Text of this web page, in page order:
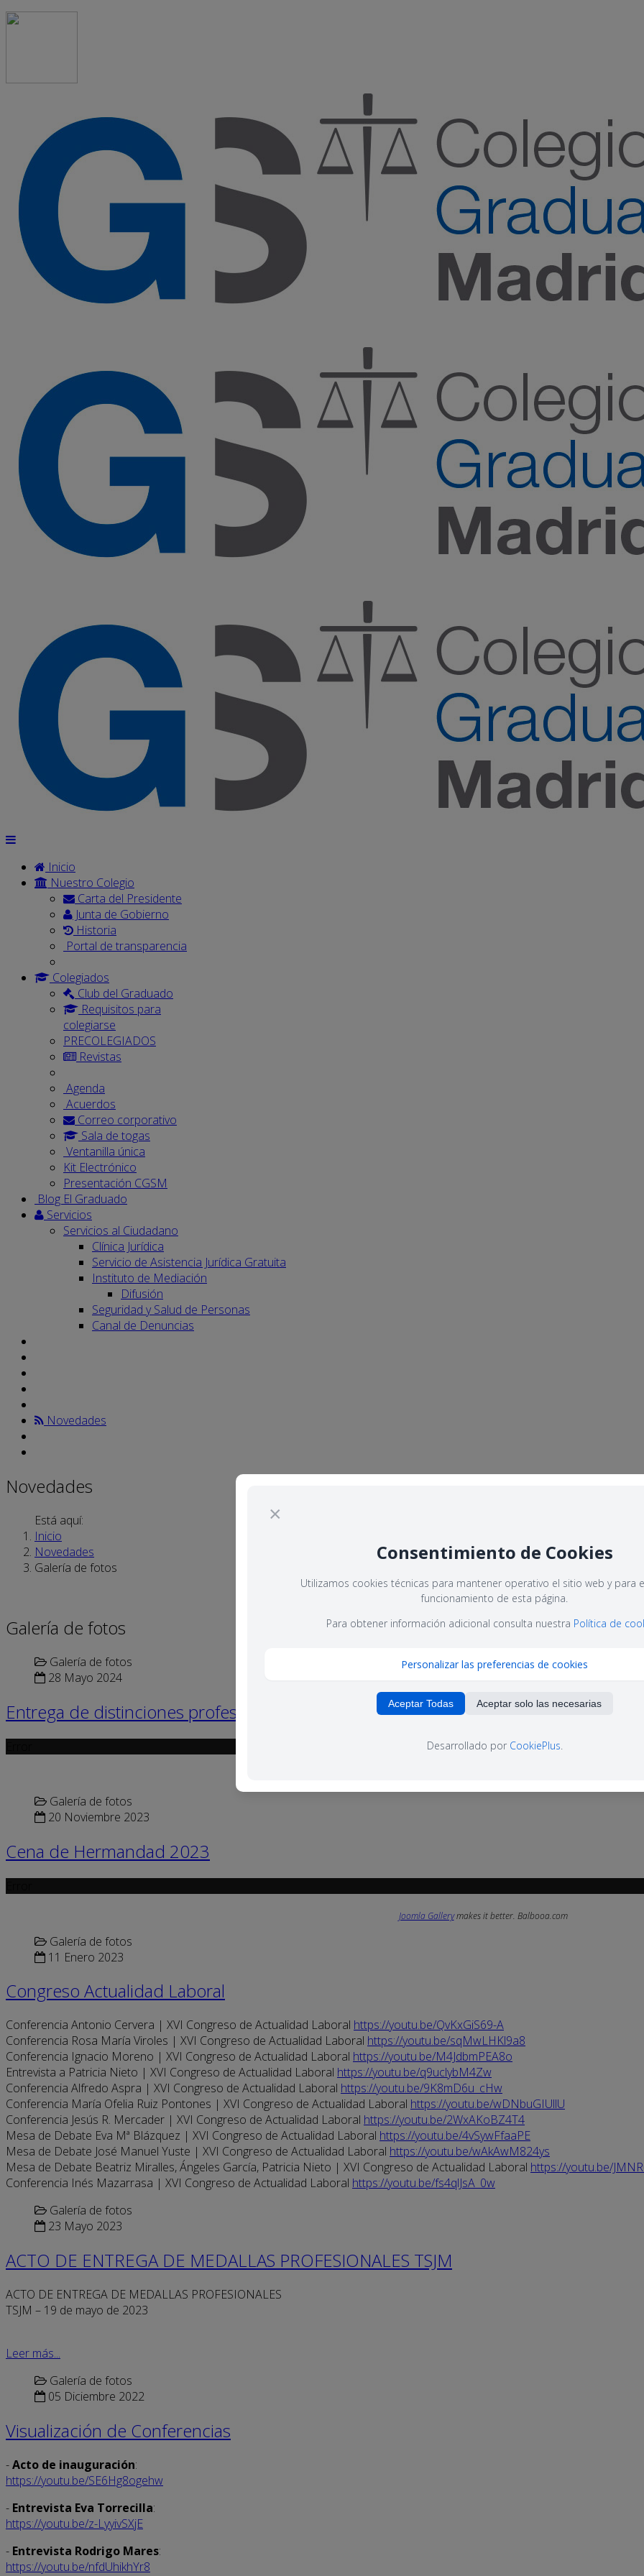
Inicio
Nuestro Colegio
Carta del Presidente
Junta de Gobierno
Historia
Portal de transparencia
Colegiados
Club del Graduado
Requisitos para
colegiarse
PRECOLEGIADOS
Revistas
Agenda
Acuerdos
Correo corporativo
Sala de togas
Ventanilla única
Kit Electrónico
Presentación CGSM
Blog El Graduado
Servicios
Servicios al Ciudadano
Clínica Jurídica
Servicio de Asistencia Jurídica Gratuita
Instituto de Mediación
Difusión
Seguridad y Salud de Personas
Canal de Denuncias
Novedades
Novedades
Está aquí:
Inicio
Novedades
Galería de fotos
Galería de fotos
Galería de fotos
28 Mayo 2024
Entrega de distinciones profesionales
Galería de fotos
20 Noviembre 2023
Cena de Hermandad 2023
Joomla Gallerymakes it better. Balbooa.com
Galería de fotos
11 Enero 2023
Congreso Actualidad Laboral
Conferencia Antonio Cervera | XVI Congreso de Actualidad Laboral https://youtu.be/QvKxGiS69-A
Conferencia Rosa María Viroles | XVI Congreso de Actualidad Laboral https://youtu.be/sqMwLHKl9a8
Conferencia Ignacio Moreno | XVI Congreso de Actualidad Laboral https://youtu.be/M4JdbmPEA8o
Entrevista a Patricia Nieto | XVI Congreso de Actualidad Laboral https://youtu.be/q9uclybM4Zw
Conferencia Alfredo Aspra | XVI Congreso de Actualidad Laboral https://youtu.be/9K8mD6u_cHw
Conferencia María Ofelia Ruiz Pontones | XVI Congreso de Actualidad Laboral https://youtu.be/wDNbuGIUllU
Conferencia Jesús R. Mercader | XVI Congreso de Actualidad Laboral https://youtu.be/2WxAKoBZ4T4
Mesa de Debate Eva Mª Blázquez | XVI Congreso de Actualidad Laboral https://youtu.be/4vSywFfaaPE
Mesa de Debate José Manuel Yuste | XVI Congreso de Actualidad Laboral https://youtu.be/wAkAwM824ys
Mesa de Debate Beatriz Miralles, Ángeles García, Patricia Nieto | XVI Congreso de Actualidad Laboral https://youtu.be/
Conferencia Inés Mazarrasa | XVI Congreso de Actualidad Laboral https://youtu.be/fs4qlJsA_0w
Galería de fotos
23 Mayo 2023
ACTO DE ENTREGA DE MEDALLAS PROFESIONALES TSJM
ACTO DE ENTREGA DE MEDALLAS PROFESIONALES
TSJM – 19 de mayo de 2023
Leer más...
Galería de fotos
05 Diciembre 2022
Visualización de Conferencias
-Acto de inauguración:
https://youtu.be/SE6Hg8ogehw
- Entrevista Eva Torrecilla:
https://youtu.be/z-LyyivSXjE
- Entrevista Rodrigo Mares:
https://youtu.be/nfdUhikhYr8
×
Consentimiento de Cookies
Utilizamos cookies técnicas para mantener operativo el sitio web y para
funcionamiento de esta página.
Para obtener información adicional consulta nuestra Política de
Personalizar las preferencias de cookies
Aceptar Todas Aceptar solo las necesarias
Desarrollado por CookiePlus.